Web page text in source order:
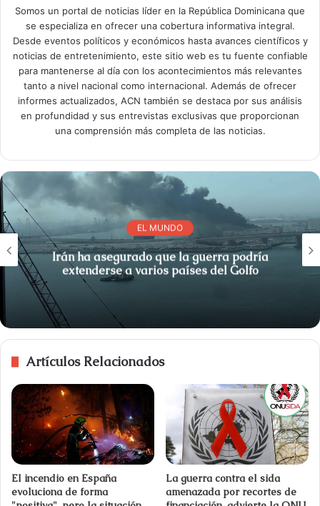
Somos un portal de noticias líder en la República Dominicana que
se especializa en ofrecer una cobertura informativa integral.
Desde eventos políticos y económicos hasta avances científicos y
noticias de entretenimiento, este sitio web es tu fuente confiable
para mantenerse al día con los acontecimientos más relevantes
tanto a nivel nacional como internacional. Además de ofrecer
informes actualizados, ACN también se destaca por sus análisis
en profundidad y sus entrevistas exclusivas que proporcionan
una comprensión más completa de las noticias.
EL MUNDO
Irán ha asegurado que la guerra podría
extenderse a varios países del Golfo
Artículos Relacionados
El incendio en España
evoluciona de forma
La guerra contra el sida
amenazada por recortes de